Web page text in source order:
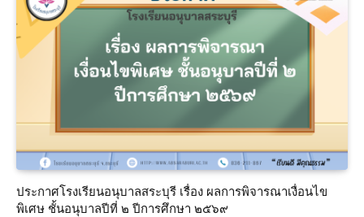
ประกาศโรงเรียนอนุบาลสระบุรี เรื่อง ผลการพิจารณาเงื่อนไข
พิเศษ ชั้นอนุบาลปีที่ ๒ ปีการศึกษา ๒๕๖๙